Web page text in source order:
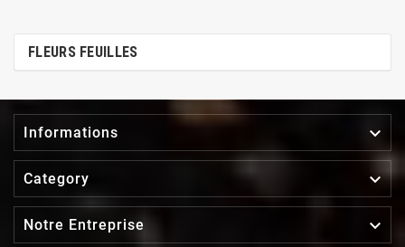
FLEURS FEUILLES
Informations 
Category 
Notre Entreprise 